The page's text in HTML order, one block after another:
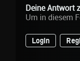
Deine Antwort
Um in diesem
Login